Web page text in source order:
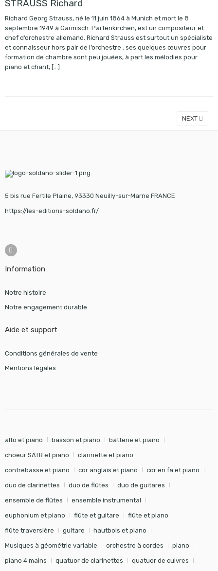
STRAUSS Richard
Richard Georg Strauss, né le 11 juin 1864 à Munich et mort le 8
septembre 1949 à Garmisch-Partenkirchen, est un compositeur et
chef d’orchestre allemand. Richard Strauss est surtout un spécialiste
et connaisseur hors pair de l’orchestre ; ses quelques œuvres pour
formation de chambre sont peu jouées, à part les mélodies pour
piano et chant, […]
NEXT
5 bis rue Fertile Plaine, 93330 Neuilly-sur-Marne FRANCE
https://les-editions-soldano.fr/
Information
Notre histoire
Notre engagement durable
Aide et support
Conditions générales de vente
Mentions légales
alto et piano basson et piano batterie et piano
choeur SATB et piano clarinette et piano
contrebasse et piano cor anglais et piano cor en fa et piano
duo de clarinettes duo de flûtes duo de guitares
ensemble de flûtes ensemble instrumental
euphonium et piano flûte et guitare flûte et piano
flûte traversière guitare hautbois et piano
Musiques à géométrie variable orchestre à cordes piano
piano 4 mains quatuor de clarinettes quatuor de cuivres